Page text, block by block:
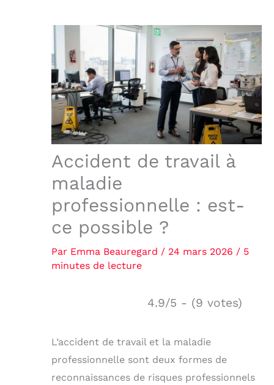
Accident de travail à
maladie
professionnelle : est-
ce possible ?
Par Emma Beauregard / 24 mars 2026 / 5
minutes de lecture
4.9/5 - (9 votes)
L’accident de travail et la maladie
professionnelle sont deux formes de
reconnaissances de risques professionnels